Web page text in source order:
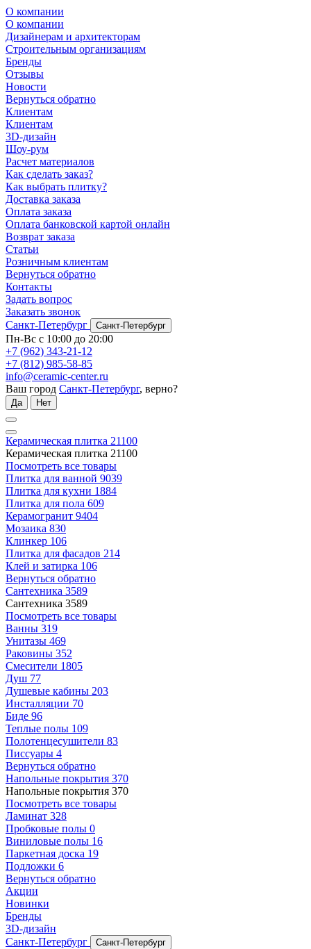
О компании
О компании
Дизайнерам и архитекторам
Строительным организациям
Бренды
Отзывы
Новости
Вернуться обратно
Клиентам
Клиентам
3D-дизайн
Шоу-рум
Расчет материалов
Как сделать заказ?
Как выбрать плитку?
Доставка заказа
Оплата заказа
Оплата банковской картой онлайн
Возврат заказа
Статьи
Розничным клиентам
Вернуться обратно
Контакты
Задать вопрос
Заказать звонок
Санкт-Петербург
Санкт-Петербург
Пн-Вс с 10:00 до 20:00
+7 (962) 343-21-12
+7 (812) 985-58-85
info@ceramic-center.ru
Ваш город Санкт-Петербург, верно?
Да Нет
Керамическая плитка 21100
Керамическая плитка 21100
Посмотреть все товары
Плитка для ванной 9039
Плитка для кухни 1884
Плитка для пола 609
Керамогранит 9404
Мозаика 830
Клинкер 106
Плитка для фасадов 214
Клей и затирка 106
Вернуться обратно
Сантехника 3589
Сантехника 3589
Посмотреть все товары
Ванны 319
Унитазы 469
Раковины 352
Смесители 1805
Душ 77
Душевые кабины 203
Инсталляции 70
Биде 96
Теплые полы 109
Полотенцесушители 83
Писсуары 4
Вернуться обратно
Напольные покрытия 370
Напольные покрытия 370
Посмотреть все товары
Ламинат 328
Пробковые полы 0
Виниловые полы 16
Паркетная доска 19
Подложки 6
Вернуться обратно
Акции
Новинки
Бренды
3D-дизайн
Санкт-Петербург
Санкт-Петербург